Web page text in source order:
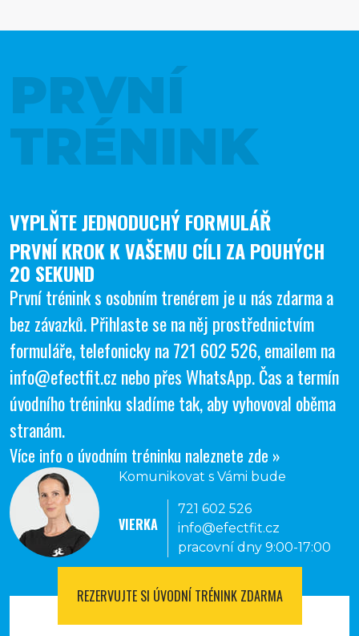
PRVNÍ
TRÉNINK
VYPLŇTE JEDNODUCHÝ FORMULÁŘ
PRVNÍ KROK K VAŠEMU CÍLI ZA POUHÝCH
20 SEKUND
První trénink s osobním trenérem je u nás zdarma a
bez závazků. Přihlaste se na něj prostřednictvím
formuláře, telefonicky na721 602 526, emailem na
info@efectfit.cz nebo přesWhatsApp. Čas a termín
úvodního tréninku sladíme tak, aby vyhovoval oběma
stranám.
Více info o úvodním tréninku naleznete zde »
Komunikovat s Vámi bude
VIERKA
721 602 526
info@efectfit.cz
pracovní dny 9:00-17:00
REZERVUJTE SI ÚVODNÍ TRÉNINK ZDARMA